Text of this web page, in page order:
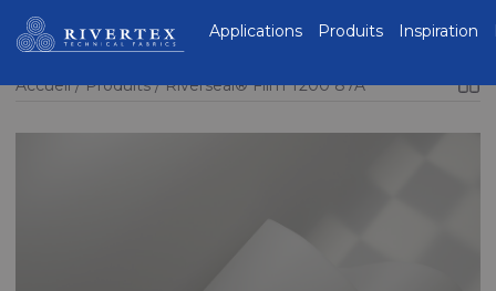
Accueil Produits Riverseal® Film T200 87A
Rivertex Technical
Fabrics Group
Applications Produits Inspiration